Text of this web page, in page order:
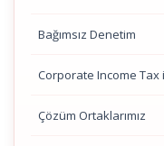
Bağımsız Denetim
Corporate Income Tax
Çözüm Ortaklarımız